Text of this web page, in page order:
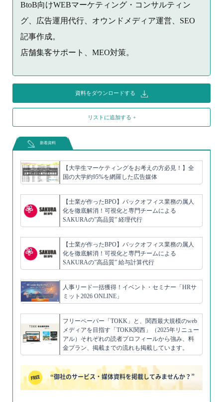
BtoB向けWEBマーケティング・コンサルティン
グ、広告運用代行、オウンドメディア運営、SEO
記事作成。
店舗集客サポート、MEO対策。
資料をダウンロードする
リストに追加する +
新着資料
【大学生マーケティングをお考えの方必見！】全
国の大学約95%を網羅した広告媒体
【士業が作ったBPO】バックオフィス業務の属人
化を徹底解消！可視化と専門チームによる
SAKURAの”高品質” 経理代行
【士業が作ったBPO】バックオフィス業務の属人
化を徹底解消！可視化と専門チームによる
SAKURAの”高品質” 給与計算代行
人事リード一括獲得！イベント・セミナー「HRサ
ミット2026 ONLINE」
フリーペーパー「TOKK」と、関西最大規模のweb
メディアを目指す「TOKK関西」（2025年リニュー
アル）それぞれの読者プロフィールから強み、料
金プラン、掲載までの流れも掲載しています。
“御社のサービス・媒体資料を掲載してみませんか？”